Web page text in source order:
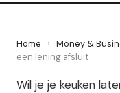
Home › Money &
een lening afsluit
Wil je je keuken